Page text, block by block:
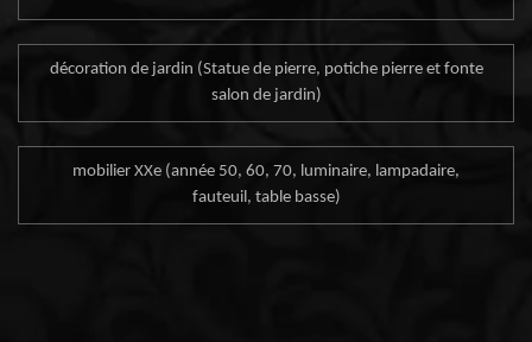
décoration de jardin (Statue de pierre, potiche pierre et fonte
salon de jardin)
mobilier XXe (année 50, 60, 70, luminaire, lampadaire,
fauteuil, table basse)